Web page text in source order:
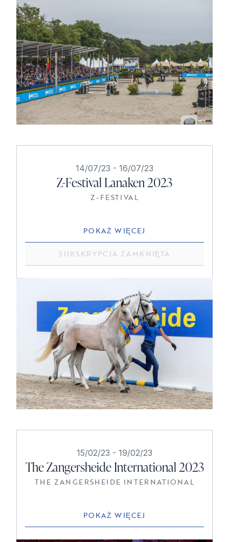
14/07/23 - 16/07/23
Z-Festival Lanaken 2023
Z-FESTIVAL
POKAŻ WIĘCEJ
SUKSKRYPCJA ZAMKNIĘTA
15/02/23 - 19/02/23
The Zangersheide International 2023
THE ZANGERSHEIDE INTERNATIONAL
POKAŻ WIĘCEJ